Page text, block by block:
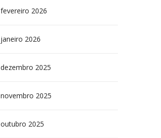
fevereiro 2026
janeiro 2026
dezembro 2025
novembro 2025
outubro 2025